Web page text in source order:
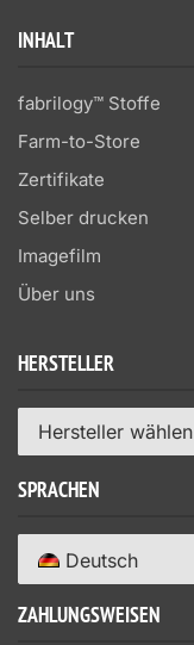
INHALT
fabrilogy™ Stoffe
Farm-to-Store
Zertifikate
Selber drucken
Imagefilm
Über uns
HERSTELLER
Hersteller wählen
SPRACHEN
Deutsch
ZAHLUNGSWEISEN